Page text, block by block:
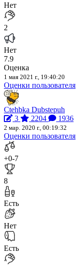
Нет
2
Нет
7.9
Оценка
1 мая 2021 г., 19:40:20
Оценки пользователя
Ctehbka Dubstepuh
3
2204 1936
2 мар. 2020 г., 00:19:32
Оценки пользователя
+0-7
8
Есть
Нет
Есть